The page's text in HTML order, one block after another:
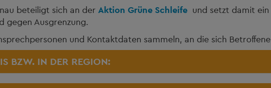
beteiligt sich an der Aktion Grüne Schleife und setzt damit
gegen Ausgrenzung.
und Kontaktdaten sammeln, an die sich
BZW. IN DER REGION: